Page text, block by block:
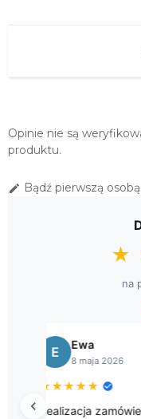
Opinie nie są
produktu.
 Bądź pierwszą
★
na
B Bogusława
8 kwietnia 2026
★★★★★
Przepięke